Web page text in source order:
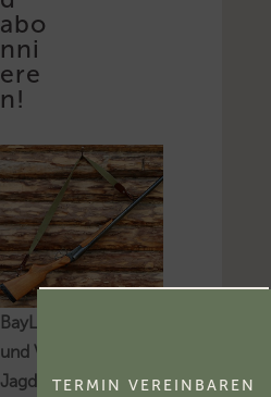
abo
nni
ere
n!
BayLfSt: Selbstnutzung
und Verpachtung von
JagdbezirkenTERMIN VEREINBAREN